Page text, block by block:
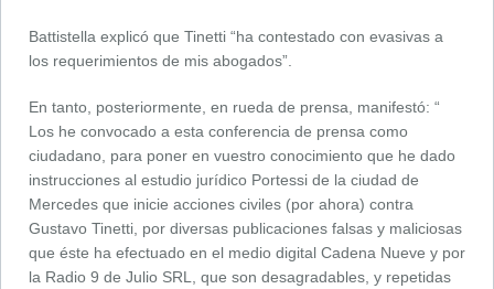
Battistella explicó que Tinetti “ha contestado con evasivas a
los requerimientos de mis abogados”.
En tanto, posteriormente, en rueda de prensa, manifestó: “
Los he convocado a esta conferencia de prensa como
ciudadano, para poner en vuestro conocimiento que he dado
instrucciones al estudio jurídico Portessi de la ciudad de
Mercedes que inicie acciones civiles (por ahora) contra
Gustavo Tinetti, por diversas publicaciones falsas y maliciosas
que éste ha efectuado en el medio digital Cadena Nueve y por
la Radio 9 de Julio SRL, que son desagradables, y repetidas